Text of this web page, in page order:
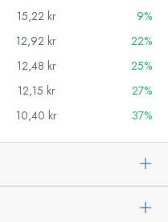
15,22 kr
9%
12,92 kr
22%
12,48 kr
25%
12,15 kr
27%
10,40 kr 37%